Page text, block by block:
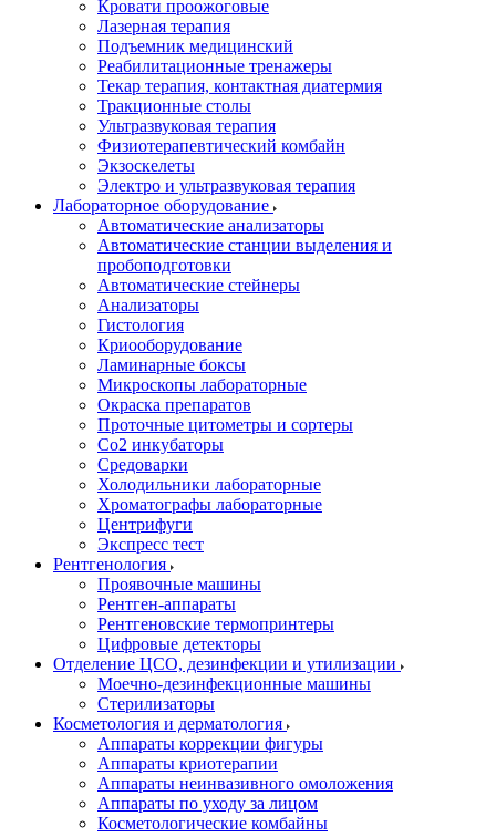
Кровати проожоговые
Лазерная терапия
Подъемник медицинский
Реабилитационные тренажеры
Текар терапия, контактная диатермия
Тракционные столы
Ультразвуковая терапия
Физиотерапевтический комбайн
Экзоскелеты
Электро и ультразвуковая терапия
Лабораторное оборудование
Автоматические анализаторы
Автоматические станции выделения и
пробоподготовки
Автоматические стейнеры
Анализаторы
Гистология
Криооборудование
Ламинарные боксы
Микроскопы лабораторные
Окраска препаратов
Проточные цитометры и сортеры
Со2 инкубаторы
Средоварки
Холодильники лабораторные
Хроматографы лабораторные
Центрифуги
Экспресс тест
Рентгенология
Проявочные машины
Рентген-аппараты
Рентгеновские термопринтеры
Цифровые детекторы
Отделение ЦСО, дезинфекции и утилизации
Моечно-дезинфекционные машины
Стерилизаторы
Косметология и дерматология
Аппараты коррекции фигуры
Аппараты криотерапии
Аппараты неинвазивного омоложения
Аппараты по уходу за лицом
Косметологические комбайны